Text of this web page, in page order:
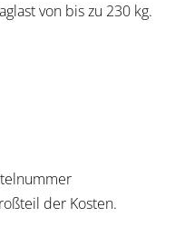
von bis zu 230 kg.
der Kosten.